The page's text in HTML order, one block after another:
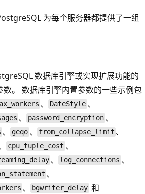
为每个服务器都提供了一组
数据库引擎或实现扩展功能的
数。 数据库引擎内置参数的一些示例包
、 DateStyle 、
、 password_encryption 、
、 geqo、 from_collapse_limit 、
cpu_tuple_cost 、
、 log_connections 、
、
、 bgwriter_delay 和